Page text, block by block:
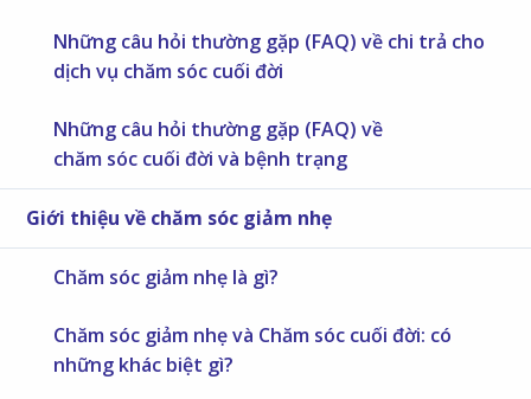
Những câu hỏi thường gặp (FAQ) về chi trả cho
dịch vụ chăm sóc cuối đời
Những câu hỏi thường gặp (FAQ) về
chăm sóc cuối đời và bệnh trạng
Giới thiệu về chăm sóc giảm nhẹ
Chăm sóc giảm nhẹ là gì?
Chăm sóc giảm nhẹ và Chăm sóc cuối đời: có
những khác biệt gì?